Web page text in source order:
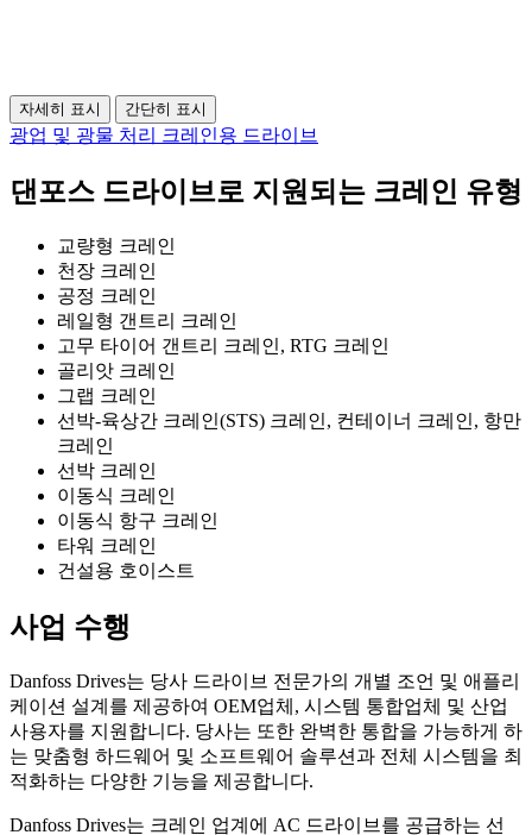
자세히 표시 간단히 표시
광업 및 광물 처리 크레인용 드라이브
댄포스 드라이브로 지원되는 크레인 유형
교량형 크레인
천장 크레인
공정 크레인
레일형 갠트리 크레인
고무 타이어 갠트리 크레인, RTG 크레인
골리앗 크레인
그랩 크레인
선박-육상간 크레인(STS) 크레인, 컨테이너 크레인, 항만
크레인
선박 크레인
이동식 크레인
이동식 항구 크레인
타워 크레인
건설용 호이스트
사업 수행
Danfoss Drives는 당사 드라이브 전문가의 개별 조언 및 애플리
케이션 설계를 제공하여 OEM업체, 시스템 통합업체 및 산업
사용자를 지원합니다. 당사는 또한 완벽한 통합을 가능하게 하
는 맞춤형 하드웨어 및 소프트웨어 솔루션과 전체 시스템을 최
적화하는 다양한 기능을 제공합니다.
Danfoss Drives는 크레인 업계에 AC 드라이브를 공급하는 선